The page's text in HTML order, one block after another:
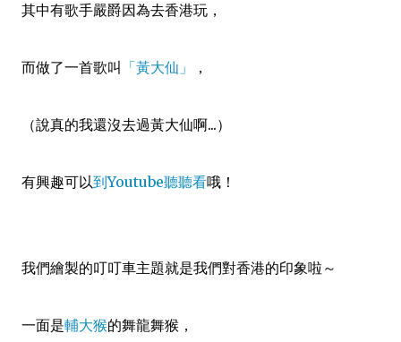
其中有歌手嚴爵因為去香港玩，
而做了一首歌叫 「黃大仙」 ，
（說真的我還沒去過黃大仙啊...）
有興趣可以到Youtube聽聽看哦！
我們繪製的叮叮車主題就是我們對香港的印象啦～
一面是輔大猴的舞龍舞猴，